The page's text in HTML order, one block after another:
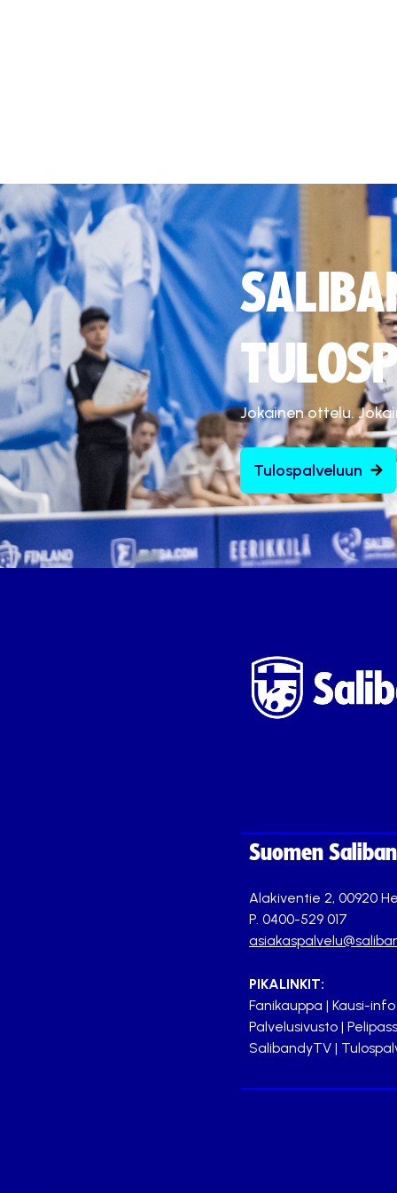
Jokainen ottelu.
Tulospalveluun
Suomen
Alakiventie 2, 00920
P. 0400-529 017
PIKALINKIT:
Fanikauppa | Kausi-info
Palvelusivusto |
SalibandyTV |